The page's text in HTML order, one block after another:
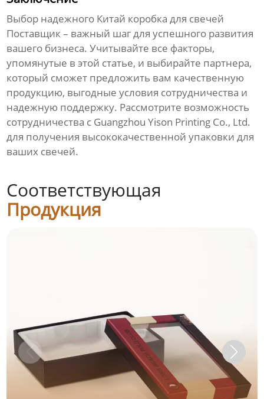
Выбор надежного Китай коробка для свечей
Поставщик– важный шаг для успешного развития
вашего бизнеса. Учитывайте все факторы,
упомянутые в этой статье, и выбирайте партнера,
который сможет предложить вам качественную
продукцию, выгодные условия сотрудничества и
надежную поддержку. Рассмотрите возможность
сотрудничества с Guangzhou Yison Printing Co., Ltd.
для получения высококачественной упаковки для
ваших свечей.
Соответствующая
Продукция